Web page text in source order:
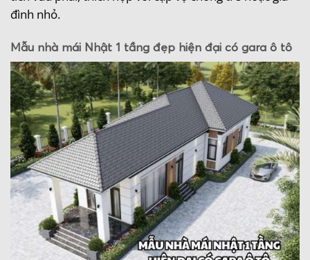
đình nhỏ.
Mẫu nhà mái Nhật 1 tầng đẹp hiện đại có gara ô tô